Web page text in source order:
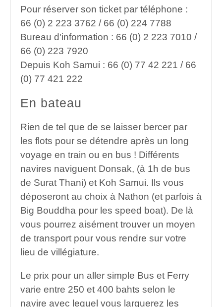
Pour réserver son ticket par téléphone :
66 (0) 2 223 3762 / 66 (0) 224 7788
Bureau d'information : 66 (0) 2 223 7010 /
66 (0) 223 7920
Depuis Koh Samui : 66 (0) 77 42 221 / 66
(0) 77 421 222
En bateau
Rien de tel que de se laisser bercer par
les flots pour se détendre après un long
voyage en train ou en bus ! Différents
navires naviguent Donsak, (à 1h de bus
de Surat Thani) et Koh Samui. Ils vous
déposeront au choix à Nathon (et parfois à
Big Bouddha pour les speed boat). De là
vous pourrez aisément trouver un moyen
de transport pour vous rendre sur votre
lieu de villégiature.
Le prix pour un aller simple Bus et Ferry
varie entre 250 et 400 bahts selon le
navire avec lequel vous larguerez les